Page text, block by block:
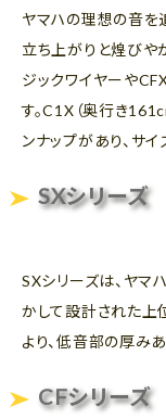
ヤマハの理想の音を
立ち上がりと煌びや
ジックワイヤーや
す。C1X（奥行き
ンナップがあり、サ
SXシリーズ
SXシリーズは、ヤマ
かして設計された上
より、低音部の厚み
CFシリーズ